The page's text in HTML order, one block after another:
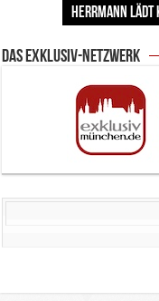
von Kienlins
Backstage mit
Herrmann lädt
Lingerie-
Kunstwerke
Entscheidung
Das Exklusiv-Netzwerk